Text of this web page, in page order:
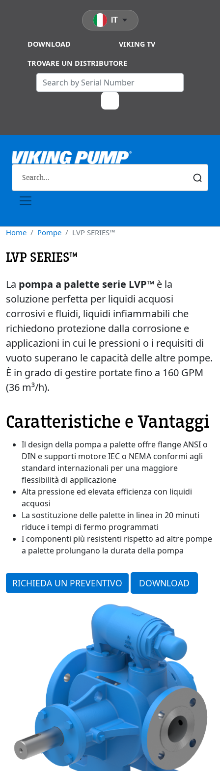
DOWNLOAD VIKING TV
TROVARE UN DISTRIBUTORE
IT
Home Pompe LVP SERIES™
LVP SERIES™
La pompa a palette serie LVP™ è la
soluzione perfetta per liquidi acquosi
corrosivi e fluidi, liquidi infiammabili che
richiedono protezione dalla corrosione e
applicazioni in cui le pressioni o i requisiti di
vuoto superano le capacità delle altre pompe.
È in grado di gestire portate fino a 160 GPM
(36 m³/h).
Caratteristiche e Vantaggi
Il design della pompa a palette offre flange ANSI o
DIN e supporti motore IEC o NEMA conformi agli
standard internazionali per una maggiore
flessibilità di applicazione
Alta pressione ed elevata efficienza con liquidi
acquosi
La sostituzione delle palette in linea in 20 minuti
riduce i tempi di fermo programmati
I componenti più resistenti rispetto ad altre pompe
a palette prolungano la durata della pompa
RICHIEDA UN PREVENTIVO DOWNLOAD